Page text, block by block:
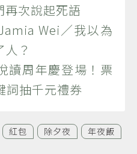
再次說起死語
Wei／我以為
？
周年慶登場！票
詞抽千元禮券
紅包 除夕夜 年夜飯